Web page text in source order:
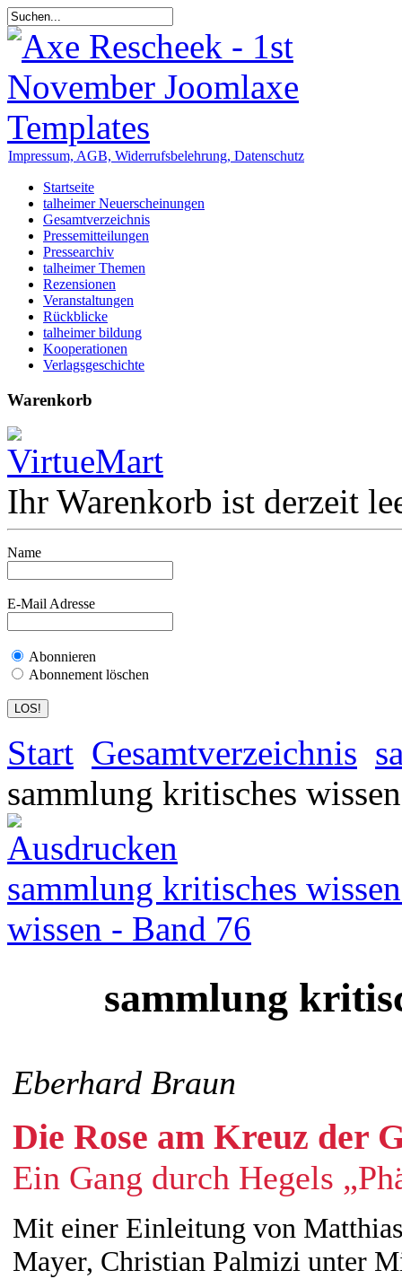
Impressum, AGB, Widerrufsbelehrung, Datenschutz
Startseite
talheimer Neuerscheinungen
Gesamtverzeichnis
Pressemitteilungen
Pressearchiv
talheimer Themen
Rezensionen
Veranstaltungen
Rückblicke
talheimer bildung
Kooperationen
Verlagsgeschichte
Warenkorb
Ihr Warenkorb ist derzeit
Name
E-Mail Adresse
Abonnieren
Abonnement löschen
Start Gesamtverzeichnis
sammlung kritisches
sammlung kritisches
wissen - Band 76
sammlung
Eberhard Braun
Die Rose am Kreuz der
Ein Gang durch Hegels
Mit einer Einleitung von
Mayer, Christian Palmizi unter